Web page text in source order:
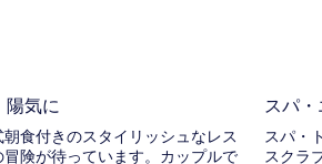
陽気に
食付きのスタイリッシュなレス
冒険が待っています。カップルで
スパ
スパ・
スクラ